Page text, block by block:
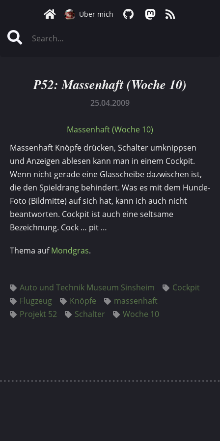
Über mich
P52: Massenhaft (Woche 10)
25.04.2009
Massenhaft (Woche 10)
Massenhaft Knöpfe drücken, Schalter umknippsen
und Anzeigen ablesen kann man in einem Cockpit.
Wenn nicht gerade eine Glasscheibe dazwischen ist,
die den Spieldrang behindert. Was es mit dem Hunde-
Foto (Bildmitte) auf sich hat, kann ich auch nicht
beantworten. Cockpit ist auch eine seltsame
Bezeichnung. Cock … pit …
Thema aufMondgras.
Auto und Technik Museum Sinsheim
Cockpit
Flugzeug
Knöpfe
massenhaft
Projekt 52
Schalter Woche 10